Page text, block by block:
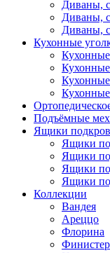
Диваны,
Диваны,
Диваны,
Кухонные
Кухонные
Кухонные
Подъёмные
Ящики
Ящики
Ящики
Ящики
Ящики
Коллекции
Вандея
Ареццо
Флорина
Финистер